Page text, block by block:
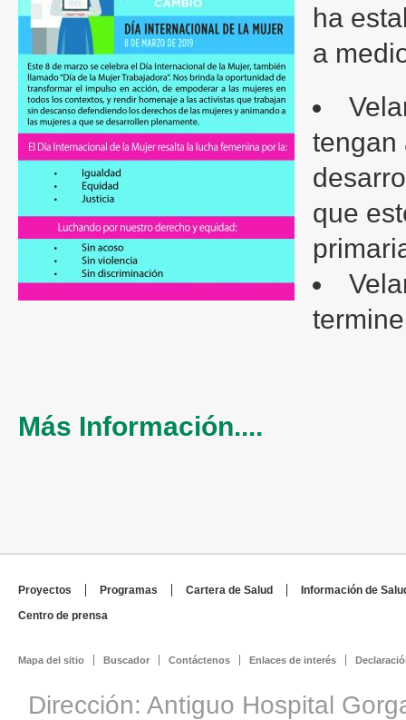
ha
a
tengan
que
Más Información....
Proyectos Programas Cartera de Salud
Información de
Centro de prensa
Mapa del sitio Buscador Contáctenos Enlaces de interés
Dirección: Antiguo Hospital